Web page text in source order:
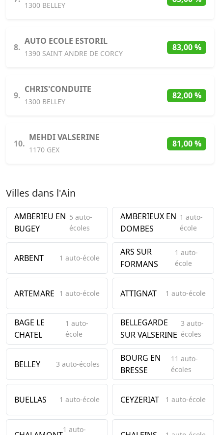
1300 BELLEY
8.
AUTO ECOLE ESTORIL
1390 SAINT ANDRE DE CORCY
83,00 %
9.
CHRIS'CONDUITE
1300 BELLEY
82,00 %
10.
MEHDI VALSERINE
1170 GEX
81,00 %
Villes dans l'Ain
AMBERIEU EN
BUGEY
5 auto-
écoles
AMBERIEUX EN
DOMBES
1 auto-
école
ARBENT 1 auto-école
ARS SUR
FORMANS
1 auto-
école
ARTEMARE 1 auto-école ATTIGNAT 1 auto-école
BAGE LE
CHATEL
1 auto-
école
BELLEGARDE
SUR VALSERINE
3 auto-
écoles
BELLEY 3 auto-écoles
BOURG EN
BRESSE
11 auto-
écoles
BUELLAS 1 auto-école CEYZERIAT 1 auto-école
1 auto-